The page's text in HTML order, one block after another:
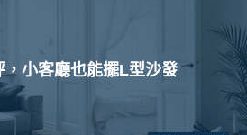
，小客廳也能擺L型沙發